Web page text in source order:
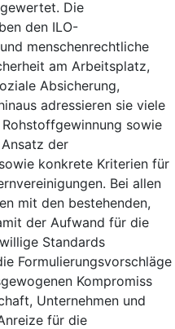
Die
den ILO-
menschenrechtliche
am Arbeitsplatz,
Absicherung,
adressieren sie viele
sowie
der
konkrete Kriterien für
Bei allen
mit den bestehenden,
der Aufwand für die
Standards
Formulierungsvorschläge
Kompromiss
Unternehmen und
für die